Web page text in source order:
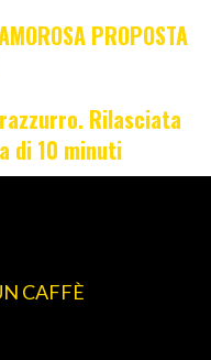
PROPOSTA
Rilasciata
di 10 minuti
CAFFÈ